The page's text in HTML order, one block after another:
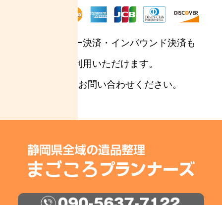
※電子マネー決済・インバウンド決済も
ご利用いただけます。
詳しくはお問い合わせください。